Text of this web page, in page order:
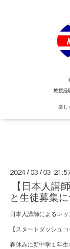
教授経
楽し
2024 /03 /03
【日本人講
と生徒募集
日本人講師によるレッ
【スタートダッシュコ
春休みに新中学１年